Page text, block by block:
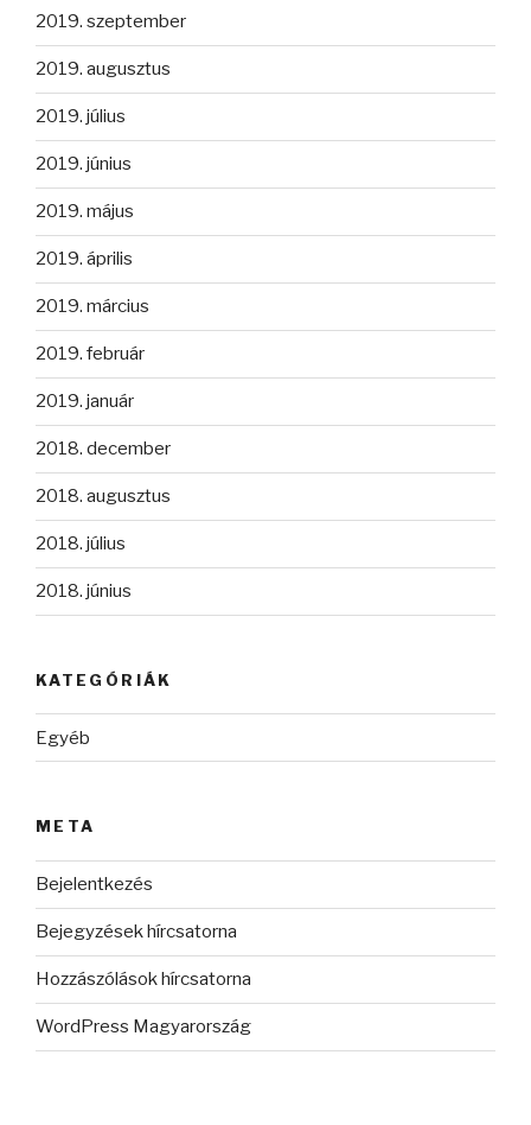
2019. szeptember
2019. augusztus
2019. július
2019. június
2019. május
2019. április
2019. március
2019. február
2019. január
2018. december
2018. augusztus
2018. július
2018. június
KATEGÓRIÁK
Egyéb
META
Bejelentkezés
Bejegyzések hírcsatorna
Hozzászólások hírcsatorna
WordPress Magyarország